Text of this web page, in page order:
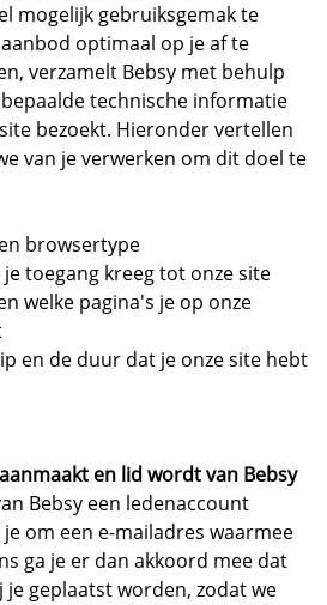
mogelijk gebruiksgemak te
optimaal op je af te
verzamelt Bebsy met behulp
technische informatie
bezoekt. Hieronder vertellen
van je verwerken om dit doel te
browsertype
toegang kreeg tot onze site
welke pagina's je op onze
en de duur dat je onze site hebt
en lid wordt van Bebsy
Bebsy een ledenaccount
om een e-mailadres waarmee
ga je er dan akkoord mee dat
je geplaatst worden, zodat we